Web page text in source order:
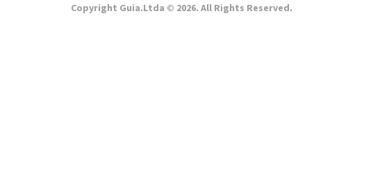
Copyright Guia.Ltda © 2026. All Rights Reserved.